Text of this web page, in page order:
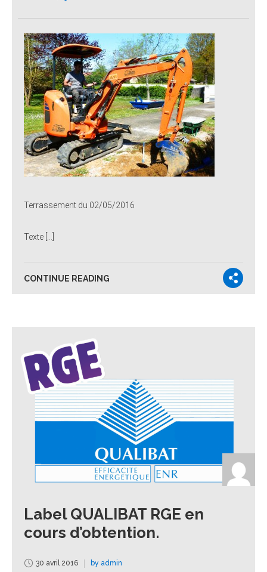
Terrassement du 02/05/2016
Texte […]
CONTINUE READING
Label QUALIBAT RGE en
cours d’obtention.
30 avril 2016 by admin